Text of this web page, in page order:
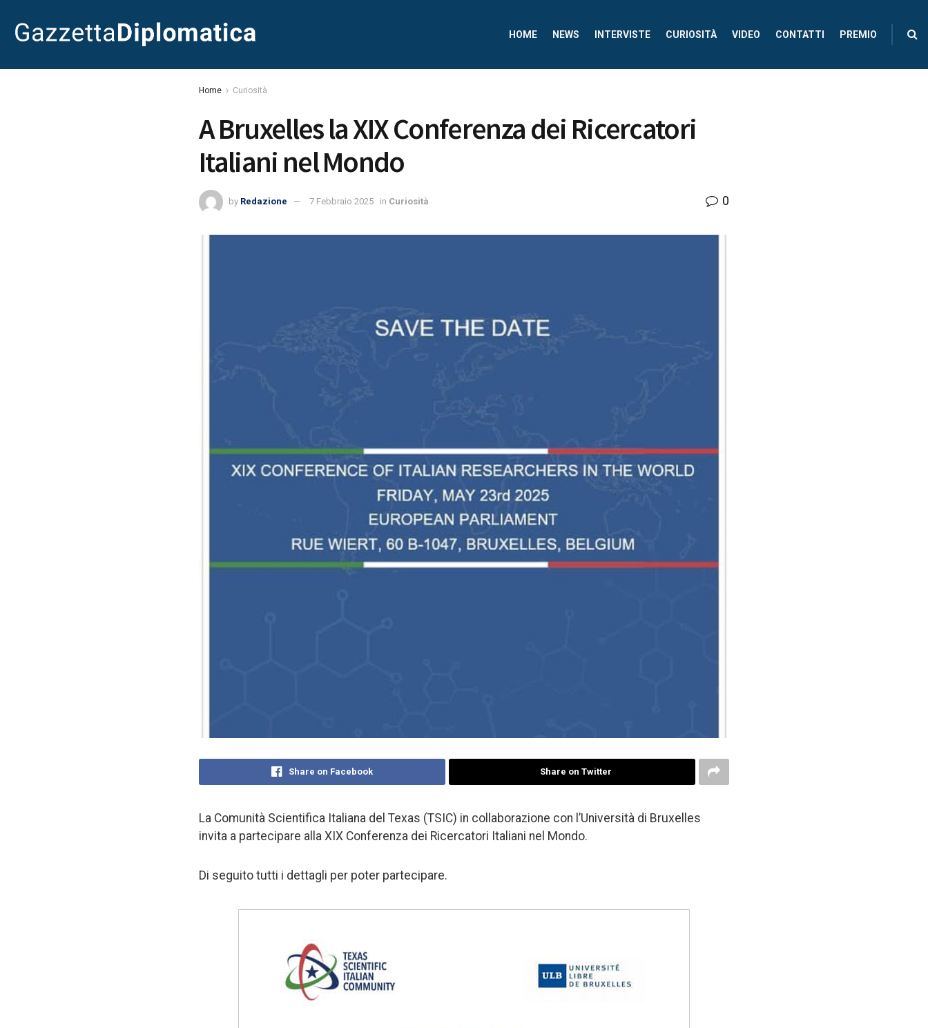
HOME NEWS INTERVISTE CURIOSITÀ VIDEO CONTATTI PREMIO
Home Curiosità
A Bruxelles la XIX Conferenza dei Ricercatori
Italiani nel Mondo
by Redazione 7 Febbraio 2025 in Curiosità 0
Share on Facebook Share on Twitter
La Comunità Scientifica Italiana del Texas (TSIC) in collaborazione con l’Università di Bruxelles
invita a partecipare alla XIX Conferenza dei Ricercatori Italiani nel Mondo.
Di seguito tutti i dettagli per poter partecipare.